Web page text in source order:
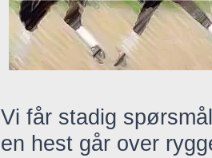
Vi får stadig
en hest går over